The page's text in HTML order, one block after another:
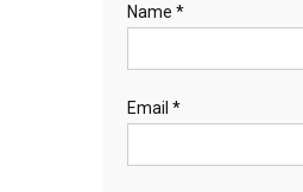
Name *
Email *